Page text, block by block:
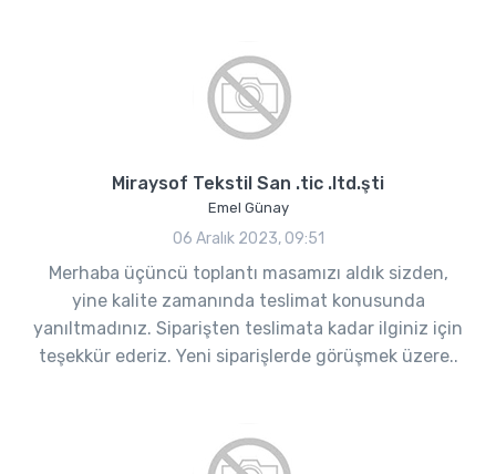
Miraysof Tekstil San .tic .ltd.şti
Emel Günay
06 Aralık 2023, 09:51
Merhaba üçüncü toplantı masamızı aldık sizden,
yine kalite zamanında teslimat konusunda
yanıltmadınız. Siparişten teslimata kadar ilginiz için
teşekkür ederiz. Yeni siparişlerde görüşmek üzere..